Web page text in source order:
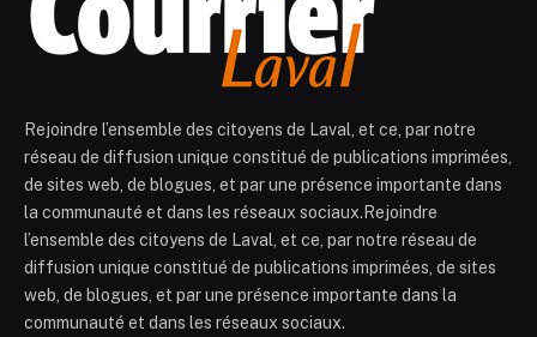
Rejoindre l’ensemble des citoyens de Laval, et ce, par notre
réseau de diffusion unique constitué de publications imprimées,
de sites web, de blogues, et par une présence importante dans
la communauté et dans les réseaux sociaux.Rejoindre
l’ensemble des citoyens de Laval, et ce, par notre réseau de
diffusion unique constitué de publications imprimées, de sites
web, de blogues, et par une présence importante dans la
communauté et dans les réseaux sociaux.